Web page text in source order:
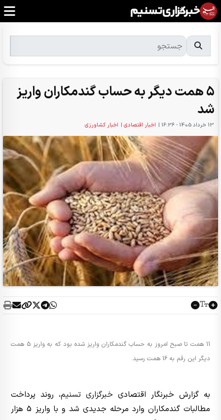
5 همت دیگر به حساب گندمکاران واریز
شد
13 خرداد 1405 - 16:36 | اخبار اقتصادی | اخبار کشاورزی
11 همت تا صبح امروز به حساب گندمکاران واریز شده بود که به واریز 5 همت
دیگر این رقم به 16 همت رسید.
به گزارش خبرنگار اقتصادی خبرگزاری تسنیم، روند پرداخت
مطالبات گندمکاران وارد مرحله جدیدی شد و با واریز 5 هزار